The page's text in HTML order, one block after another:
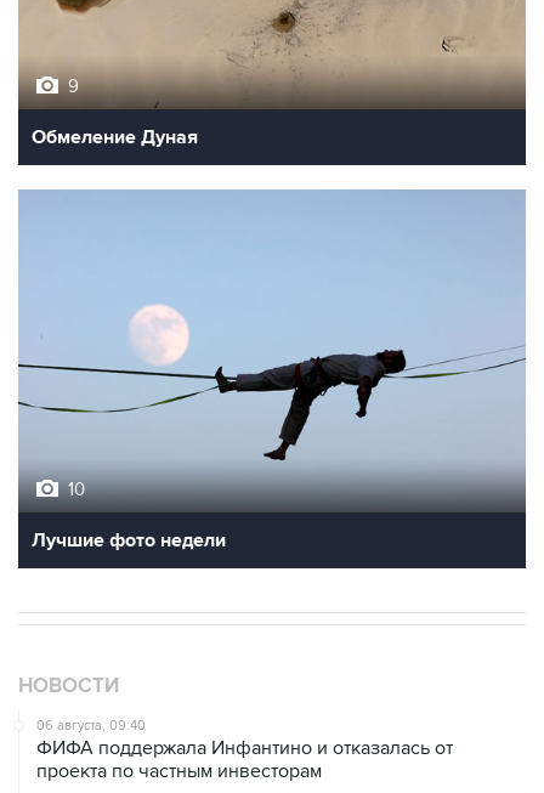
9
Обмеление Дуная
10
Лучшие фото недели
НОВОСТИ
06 августа, 09:40
ФИФА поддержала Инфантино и отказалась от
проекта по частным инвесторам